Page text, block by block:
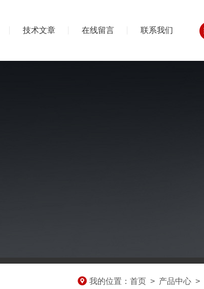
技术文章 在线留言 联系我们
我的位置： 首页 > 产品中心 >